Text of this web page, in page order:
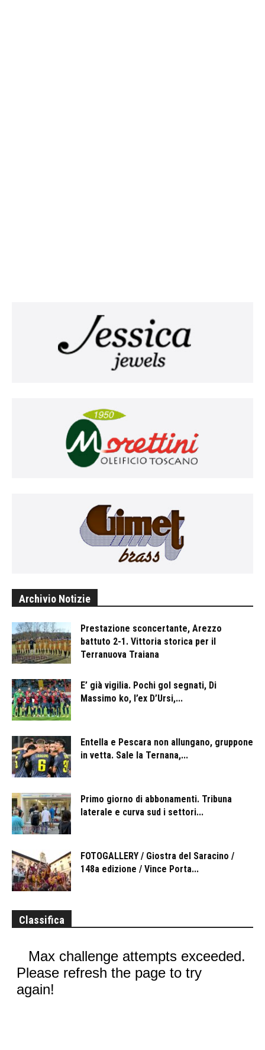
Archivio Notizie
Prestazione sconcertante, Arezzo
battuto 2-1. Vittoria storica per il
Terranuova Traiana
E’ già vigilia. Pochi gol segnati, Di
Massimo ko, l’ex D’Ursi,...
Entella e Pescara non allungano, gruppone
in vetta. Sale la Ternana,...
Primo giorno di abbonamenti. Tribuna
laterale e curva sud i settori...
FOTOGALLERY / Giostra del Saracino /
148a edizione / Vince Porta...
Classifica